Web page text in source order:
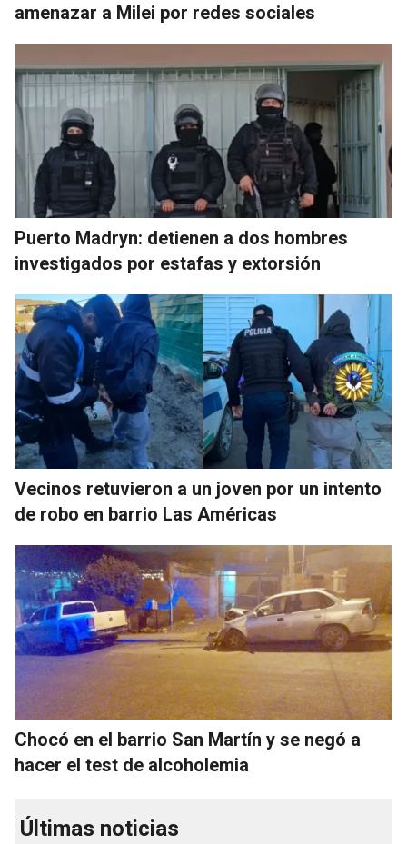
amenazar a Milei por redes sociales
Puerto Madryn: detienen a dos hombres
investigados por estafas y extorsión
Vecinos retuvieron a un joven por un intento
de robo en barrio Las Américas
Chocó en el barrio San Martín y se negó a
hacer el test de alcoholemia
Últimas noticias